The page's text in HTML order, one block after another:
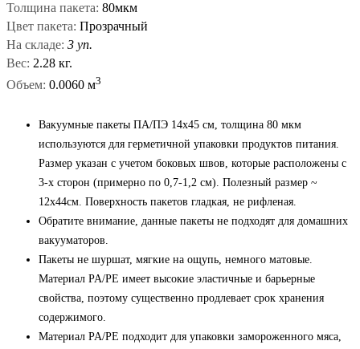
Толщина пакета: 80мкм
Цвет пакета: Прозрачный
На складе: 3 уп.
Вес: 2.28 кг.
Объем: 0.0060 м3
Вакуумные пакеты ПА/ПЭ 14x45 см, толщина 80 мкм
используются для герметичной упаковки продуктов питания.
Размер указан с учетом боковых швов, которые расположены с
3-х сторон (примерно по 0,7-1,2 см). Полезный размер ~
12x44см. Поверхность пакетов гладкая, не рифленая.
Обратите внимание, данные пакеты не подходят для домашних
вакууматоров.
Пакеты не шуршат, мягкие на ощупь, немного матовые.
Материал PA/PE имеет высокие эластичные и барьерные
свойства, поэтому существенно продлевает срок хранения
содержимого.
Материал PA/PE подходит для упаковки замороженного мяса,